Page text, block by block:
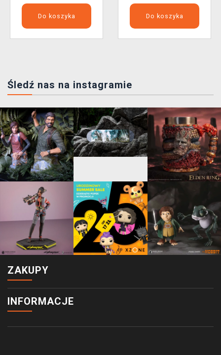
Do koszyka Do koszyka
Śledź nas na instagramie
ZAKUPY
INFORMACJE